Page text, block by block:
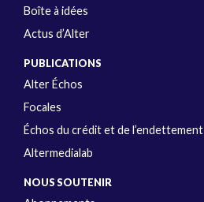
Boîte à idées
Actus d’Alter
PUBLICATIONS
Alter Échos
Focales
Échos du crédit et de l’endettement
Altermedialab
NOUS SOUTENIR